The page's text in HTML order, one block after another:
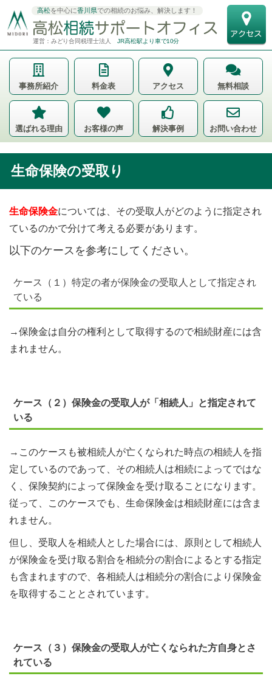
高松を中心に香川県での相続のお悩み、解決します！
運営：みどり合同税理士法人 JR高松駅より車で10分
事務所紹介 料金表 アクセス 無料相談
選ばれる理由 お客様の声 解決事例 お問い合わせ
生命保険の受取り
生命保険金については、その受取人がどのように指定され
ているのかで分けて考える必要があります。
以下のケースを参考にしてください。
ケース（１）特定の者が保険金の受取人として指定され
ている
→保険金は自分の権利として取得するので相続財産には含
まれません。
ケース（２）保険金の受取人が「相続人」と指定されて
いる
→このケースも被相続人が亡くなられた時点の相続人を指
定しているのであって、その相続人は相続によってではな
く、保険契約によって保険金を受け取ることになります。
従って、このケースでも、生命保険金は相続財産には含ま
れません。
但し、受取人を相続人とした場合には、原則として相続人
が保険金を受け取る割合を相続分の割合によるとする指定
も含まれますので、各相続人は相続分の割合により保険金
を取得することとされています。
ケース（３）保険金の受取人が亡くなられた方自身とさ
れている